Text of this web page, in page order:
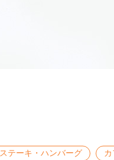
ステーキ・ハンバーグ